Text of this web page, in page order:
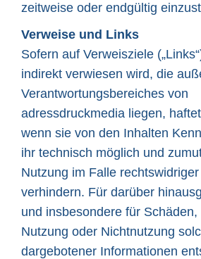
zeitweise oder endgültig
Verweise und Links
Sofern auf Verweisziele
indirekt verwiesen wird, die
Verantwortungsbereiches von
adressdruckmedia liegen,
wenn sie von den Inhalten
ihr technisch möglich und
Nutzung im Falle
verhindern. Für darüber
und insbesondere für
Nutzung oder Nichtnutzung
dargebotener Informationen